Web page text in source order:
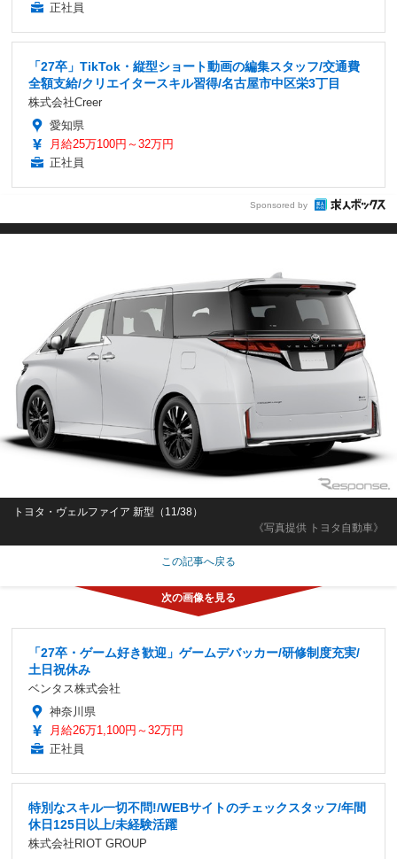
正社員
「27卒」TikTok・縦型ショート動画の編集スタッフ/交通費
全額支給/クリエイタースキル習得/名古屋市中区栄3丁目
株式会社Creer
愛知県
月給25万100円～32万円
正社員
Sponsored by
《写真提供 トヨタ自動車》
トヨタ・ヴェルファイア 新型（11/38）
この記事へ戻る
「27卒・ゲーム好き歓迎」ゲームデバッカー/研修制度充実/
土日祝休み
ベンタス株式会社
神奈川県
月給26万1,100円～32万円
正社員
特別なスキル一切不問!/WEBサイトのチェックスタッフ/年間
休日125日以上/未経験活躍
株式会社RIOT GROUP